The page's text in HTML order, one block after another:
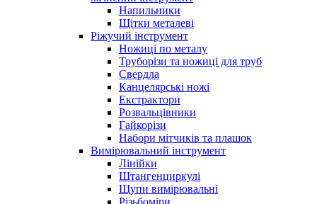
Напильники
Щітки металеві
Ріжучий інструмент
Ножиці по металу
Труборізи та ножиці для труб
Свердла
Канцелярські ножі
Екстрактори
Розвальцівники
Гайкорізи
Набори мітчиків та плашок
Вимірювальний інструмент
Лінійки
Штангенциркулі
Щупи вимірювальні
Різьбоміри